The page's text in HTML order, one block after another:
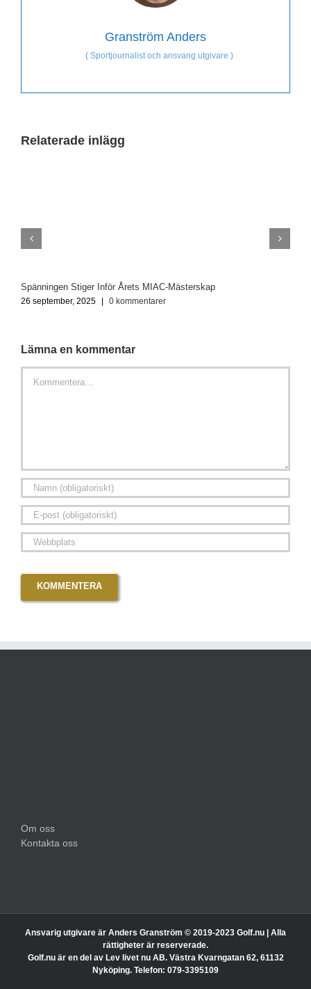
Granström Anders
(Sportjournalist och ansvarig utgivare )
Relaterade inlägg
Spänningen Stiger Inför Årets MIAC-Mästerskap
26 september, 2025 0 kommentarer
Lämna en kommentar
Om oss
Kontakta oss
Ansvarig utgivare är Anders Granström © 2019-2023 Golf.nu | Alla
rättigheter är reserverade.
Golf.nu är en del av Lev livet nu AB. Västra Kvarngatan 62, 61132
Nyköping. Telefon: 079-3395109